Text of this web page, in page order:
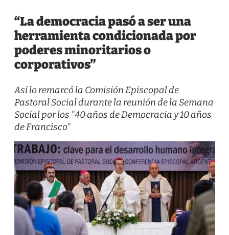
“La democracia pasó a ser una
herramienta condicionada por
poderes minoritarios o
corporativos”
Así lo remarcó la Comisión Episcopal de
Pastoral Social durante la reunión de la Semana
Social por los "40 años de Democracia y 10 años
de Francisco"